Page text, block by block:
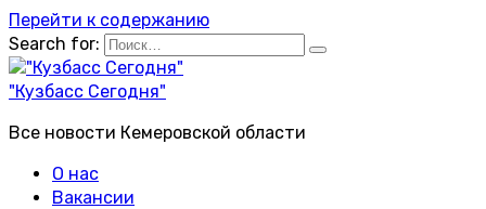
Перейти к содержанию
Search for:
"Кузбасс Сегодня"
Все новости Кемеровской области
О нас
Вакансии